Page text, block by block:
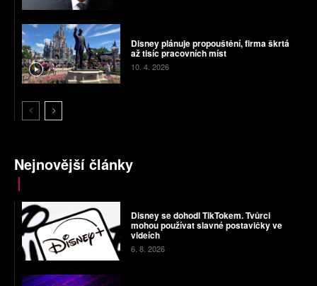
Disney plánuje propouštění, firma škrtá
až tisíc pracovních míst
10. 4. 2026
Nejnovější články
Disney se dohodl TikTokem. Tvůrci
mohou používat slavné postavičky ve
videích
6. 8. 2026